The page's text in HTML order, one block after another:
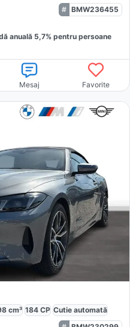
BMW236455
anuală 5,7% pentru persoane
Mesaj Favorite
cm³ 184 CP Cutie automată